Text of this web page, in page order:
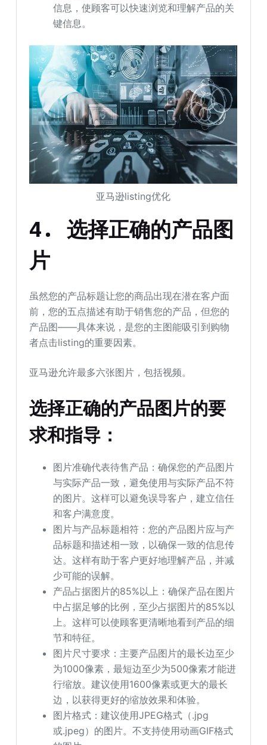
信息，使顾客可以快速浏览和理解产品的关
键信息。
亚马逊listing优化
4. 选择正确的产品图
片
虽然您的产品标题让您的商品出现在潜在客户面
前，您的五点描述有助于销售您的产品，但您的
产品图——具体来说，是您的主图能吸引到购物
者点击listing的重要因素。
亚马逊允许最多六张图片，包括视频。
选择正确的产品图片的要
求和指导：
图片准确代表待售产品：确保您的产品图片
与实际产品一致，避免使用与实际产品不符
的图片。这样可以避免误导客户，建立信任
和客户满意度。
图片与产品标题相符：您的产品图片应与产
品标题和描述相一致，以确保一致的信息传
达。这样有助于客户更好地理解产品，并减
少可能的误解。
产品占据图片的85%以上：确保产品在图片
中占据足够的比例，至少占据图片的85%以
上。这样可以使顾客更清晰地看到产品的细
节和特征。
图片尺寸要求：主要产品图片的最长边至少
为1000像素，最短边至少为500像素才能进
行缩放。建议使用1600像素或更大的最长
边，以获得更好的缩放效果和体验。
图片格式：建议使用JPEG格式（.jpg
或.jpeg）的图片。不支持使用动画GIF格式